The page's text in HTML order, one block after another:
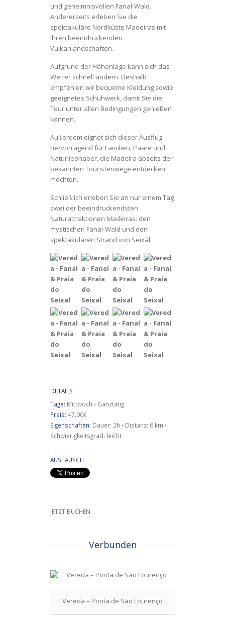
und geheimnisvollen Fanal-Wald.
Andererseits erleben Sie die
spektakuläre Nordküste Madeiras mit
ihren beeindruckenden
Vulkanlandschaften.
Aufgrund der Höhenlage kann sich das
Wetter schnell ändern. Deshalb
empfehlen wir bequeme Kleidung sowie
geeignetes Schuhwerk, damit Sie die
Tour unter allen Bedingungen genießen
können.
Außerdem eignet sich dieser Ausflug
hervorragend für Familien, Paare und
Naturliebhaber, die Madeira abseits der
bekannten Touristenwege entdecken
möchten.
Schließlich erleben Sie an nur einem Tag
zwei der beeindruckendsten
Naturattraktionen Madeiras: den
mystischen Fanal-Wald und den
spektakulären Strand von Seixal.
DETAILS
Tage: Mittwoch - Ganztätig
Preis: 47,00€
Eigenschaften: Dauer: 2h • Distanz: 6 km •
Schwierigkeitsgrad: leicht
AUSTAUSCH
JETZT BUCHEN
Verbunden
Vereda – Ponta de São Lourenço